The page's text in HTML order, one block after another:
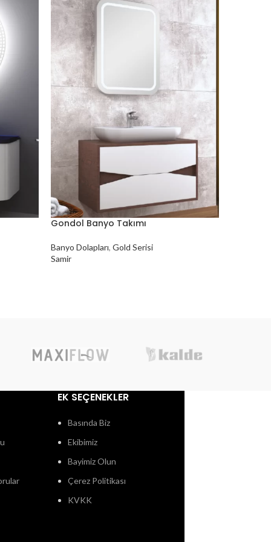
Gondol Banyo Takımı
Banyo Dolapları, Gold Serisi
Samir
EK SEÇENEKLER
Basında Biz
Ekibimiz
Bayimiz Olun
Çerez Politikası
KVKK